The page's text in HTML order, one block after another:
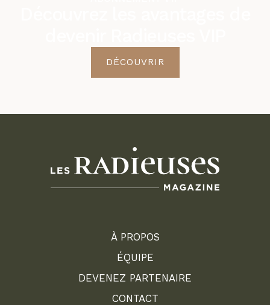
DÉCOUVRIR
À PROPOS
ÉQUIPE
DEVENEZ PARTENAIRE
CONTACT